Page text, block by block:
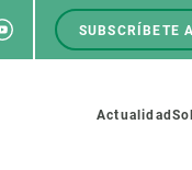
top
SUBSCRÍBETE
Actualidad